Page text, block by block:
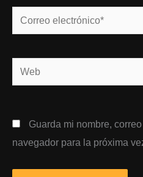
Correo
electrónico*
Web
Guarda mi nombre,
navegador para la próxima